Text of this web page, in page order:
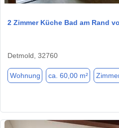
2 Zimmer Küche Bad am Rand
Detmold, 32760
Wohnung ca. 60,00 m²